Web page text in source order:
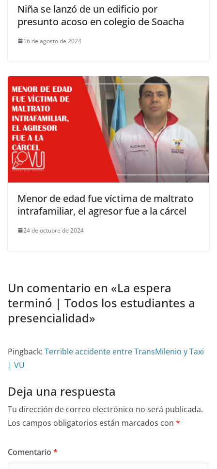
Niña se lanzó de un edificio por
presunto acoso en colegio de Soacha
16 de agosto de 2024
Menor de edad fue víctima de maltrato
intrafamiliar, el agresor fue a la cárcel
24 de octubre de 2024
Un comentario en «La espera
terminó | Todos los estudiantes a
presencialidad»
Pingback: Terrible accidente entre TransMilenio y Taxi
| VU
Deja una respuesta
Tu dirección de correo electrónico no será publicada.
Los campos obligatorios están marcados con *
Comentario *